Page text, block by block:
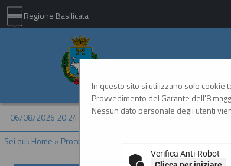
Regione Basilicata
Comune di
06/08/2026 20:24
Sei qui: Home » Procedure d'appalto e contratti
In questo sito si utilizzano solo cookie
Provvedimento del Garante dell'8
Nessun dato personale degli utenti
Verifica Anti-Robot